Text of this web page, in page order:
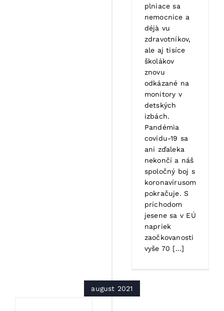
plniace sa
nemocnice a
déjà vu
zdravotníkov,
ale aj tisíce
školákov
znovu
odkázané na
monitory v
detských
izbách.
Pandémia
covidu-19 sa
ani zďaleka
nekončí a náš
spoločný boj s
koronavírusom
pokračuje. S
príchodom
jesene sa v EÚ
napriek
zaočkovanosti
vyše 70 [...]
august 2021